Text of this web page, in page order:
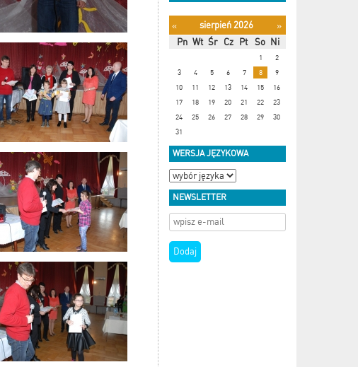
« sierpień 2026
»
Pn Wt Śr Cz Pt So Ni
1
2
3
4 5 6 7 8
9
10
11 12 13 14 15
16
17
18 19 20 21 22
23
24
25 26 27 28 29
30
31
WERSJA JĘZYKOWA
NEWSLETTER